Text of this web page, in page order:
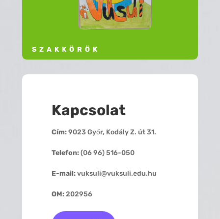
SZAKKÖRÖK
Kapcsolat
Cím:9023 Győr, Kodály Z. út 31.
Telefon:(06 96) 516-050
E-mail:vuksuli@vuksuli.edu.hu
OM:202956